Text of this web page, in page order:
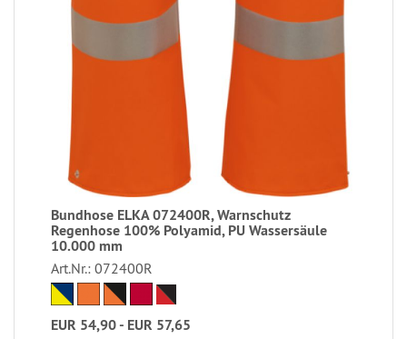
Bundhose ELKA 072400R, Warnschutz
Regenhose 100% Polyamid, PU Wassersäule
10.000 mm
Art.Nr.: 072400R
EUR 54,90 - EUR 57,65